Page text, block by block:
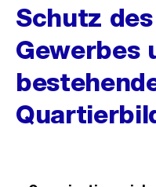
Schutz
Gewerbes